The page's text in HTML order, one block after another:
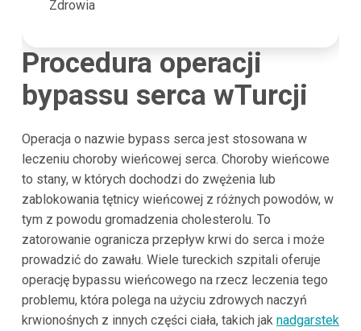
Zdrowia
Procedura operacji
bypassu serca wTurcji
Operacja o nazwie bypass serca jest stosowana w
leczeniu choroby wieńcowej serca. Choroby wieńcowe
to stany, w których dochodzi do zwężenia lub
zablokowania tętnicy wieńcowej z różnych powodów, w
tym z powodu gromadzenia cholesterolu. To
zatorowanie ogranicza przepływ krwi do serca i może
prowadzić do zawału. Wiele tureckich szpitali oferuje
operację bypassu wieńcowego na rzecz leczenia tego
problemu, która polega na użyciu zdrowych naczyń
krwionośnych z innych części ciała, takich jak nadgarstek